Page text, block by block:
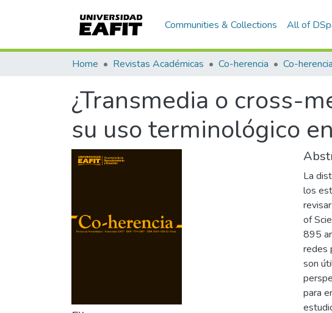
Communities & Collections All of
Home Revistas Académicas Co-herencia
¿Transmedia o cross-
su uso terminológico
La
los
of
895
redes
son
para